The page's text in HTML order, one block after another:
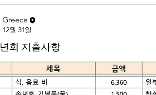
Greece
12월 31일
회 지출사항